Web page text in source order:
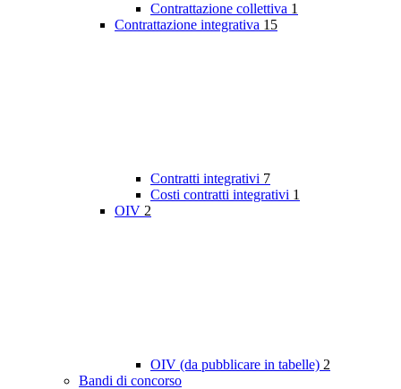
Contrattazione collettiva 1
Contrattazione integrativa 15
Contratti integrativi 7
Costi contratti integrativi 1
OIV 2
OIV (da pubblicare in tabelle) 2
Bandi di concorso